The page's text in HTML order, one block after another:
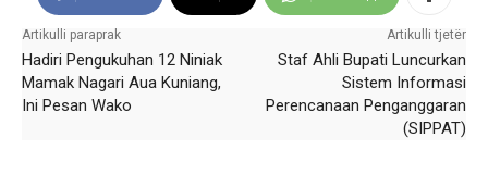
Artikulli paraprak
Hadiri Pengukuhan 12 Niniak
Mamak Nagari Aua Kuniang,
Ini Pesan Wako
Artikulli tjetër
Staf Ahli Bupati Luncurkan
Sistem Informasi
Perencanaan Penganggaran
(SIPPAT)